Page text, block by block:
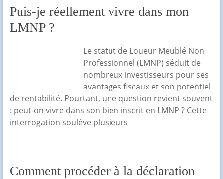
Puis-je réellement vivre dans mon
LMNP ?
Le statut de Loueur Meublé Non
Professionnel (LMNP) séduit de
nombreux investisseurs pour ses
avantages fiscaux et son potentiel
de rentabilité. Pourtant, une question revient souvent
: peut-on vivre dans son bien inscrit en LMNP ? Cette
interrogation soulève plusieurs
Comment procéder à la déclaration